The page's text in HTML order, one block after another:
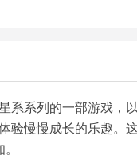
系系列的一部游戏，
验慢慢成长的乐趣。